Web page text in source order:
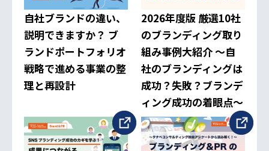
自社ブランドの違い、
説明できますか？ ブ
ランドポートフォリオ
戦略で進める事業の整
理と再設計
2026年度版 厳選10社
のブランディング取り
組み事例大紹介 ～自
社のブランディングは
成功？失敗？ブランデ
ィング成功の着眼点～